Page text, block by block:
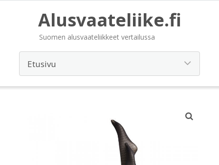
Alusvaateliike.fi
Suomen alusvaateliikkeet vertailussa